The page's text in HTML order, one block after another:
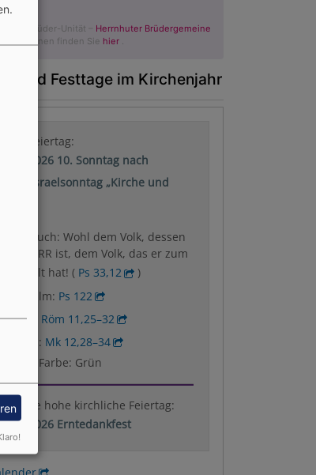
Brüder-Unität – Herrnhuter Brüdergemeine
finden Sie hier .
und Festtage im Kirchenjahr
Feiertag:
09.08.2026 10. Sonntag nach
Israelsonntag „Kirche und
Wohl dem Volk, dessen
der HERR ist, dem Volk, das er zum
erwählt hat! ( Ps 33,12
)
Ps 122
Röm 11,25–32
Mk 12,28–34
Farbe: Grün
hohe kirchliche Feiertag:
Erntedankfest